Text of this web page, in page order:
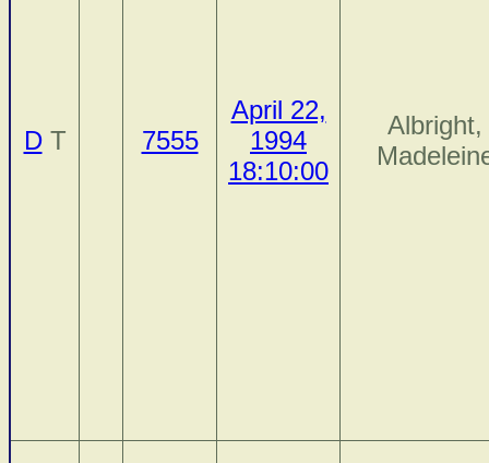
DT 7555
April 22,
1994
18:10:00
Albright,